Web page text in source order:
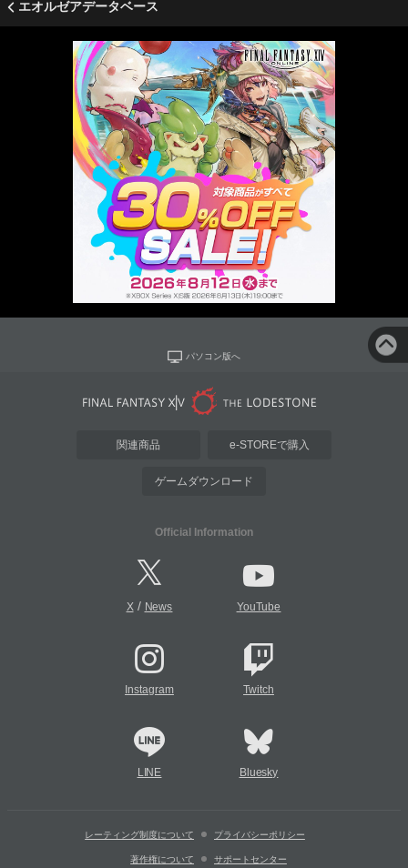
エオルゼアデータベース
パソコン版へ
関連商品 e-STOREで購入
ゲームダウンロード
Official Information
X/ News YouTube
Instagram Twitch
LINE Bluesky
レーティング制度について プライバシーポリシー
著作権について サポートセンター